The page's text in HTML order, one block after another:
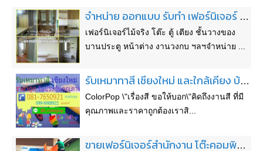
จำหน่าย ออกแบบ รับทำ เฟอร์นิเจอร์ งานบิ้วอิน ทุกประเภท ราคาไม่แพง รับผลิตงานตามแบบที่ต้องการ
เฟอร์นิเจอร์ไม้จริง โต๊ะ ตู้ เตียง ชั้นวางของ
บานประตู หน้าต่าง งานวงกบ ฯลฯจำหน่าย ...
รับเหมาทาสี เชียงใหม่ และใกล้เคียง บ้าน เฟอร์นิเจอร์ทุกชนิด ราคาถูก สุด
ColorPop \"เรื่องสี ขอให้บอก\"คิดถึงงานสี ที่มี
คุณภาพและราคาถูกต้องเราสิ...
ขายเฟอร์นิเจอร์สำนักงาน โต๊ะคอมพิวเตอร์ เก้าอี้ และเคาน์เตอร์ประชาสัมพันธ์ต่างๆ